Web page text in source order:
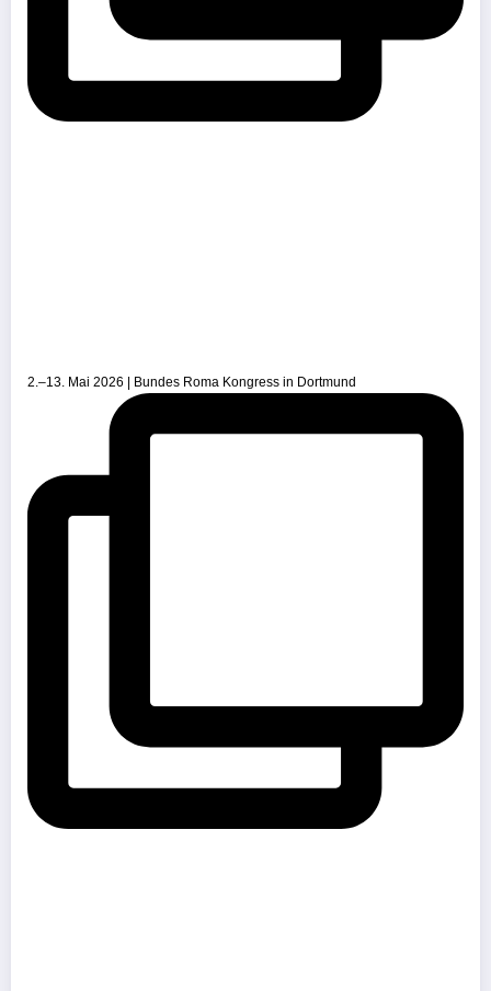
2.–13. Mai 2026 | Bundes Roma Kongress in Dortmund